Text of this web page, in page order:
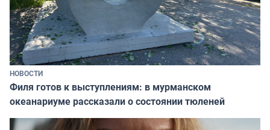
НОВОСТИ
Филя готов к выступлениям: в мурманском
океанариуме рассказали о состоянии тюленей